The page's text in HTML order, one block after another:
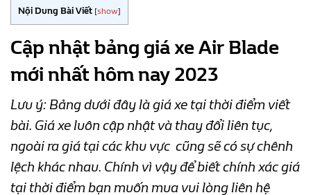
Nội Dung Bài Viết [show]
Cập nhật bảng giá xe Air Blade
mới nhất hôm nay 2023
Lưu ý: Bảng dưới đây là giá xe tại thời điểm viết
bài. Giá xe luôn cập nhật và thay đổi liên tục,
ngoài ra giá tại các khu vực cũng sẽ có sự chênh
lệch khác nhau. Chính vì vậy để biết chính xác giá
tại thời điểm bạn muốn mua vui lòng liên hệ